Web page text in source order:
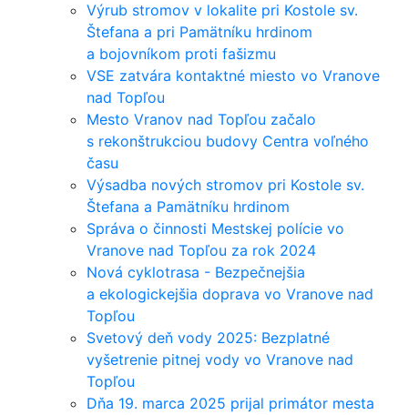
Výrub stromov v lokalite pri Kostole sv.
Štefana a pri Pamätníku hrdinom
a bojovníkom proti fašizmu
VSE zatvára kontaktné miesto vo Vranove
nad Topľou
Mesto Vranov nad Topľou začalo
s rekonštrukciou budovy Centra voľného
času
Výsadba nových stromov pri Kostole sv.
Štefana a Pamätníku hrdinom
Správa o činnosti Mestskej polície vo
Vranove nad Topľou za rok 2024
Nová cyklotrasa - Bezpečnejšia
a ekologickejšia doprava vo Vranove nad
Topľou
Svetový deň vody 2025: Bezplatné
vyšetrenie pitnej vody vo Vranove nad
Topľou
Dňa 19. marca 2025 prijal primátor mesta